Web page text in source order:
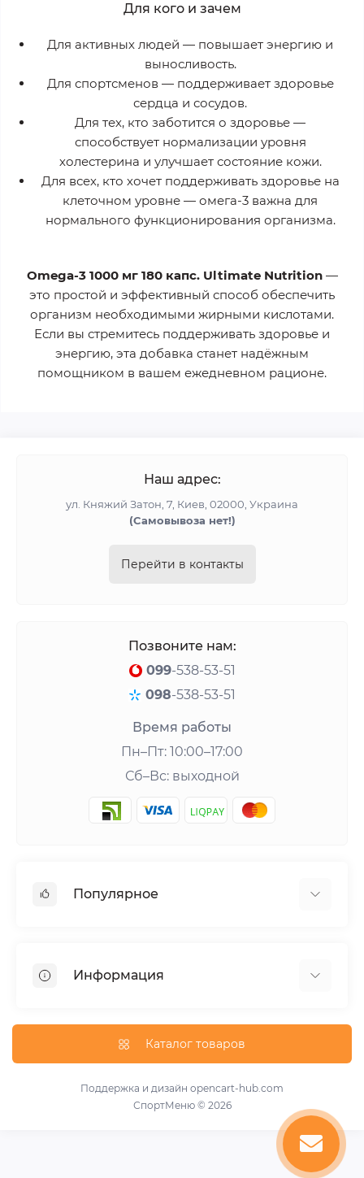
Для кого и зачем
Для активных людей — повышает энергию и
выносливость.
Для спортсменов — поддерживает здоровье
сердца и сосудов.
Для тех, кто заботится о здоровье —
способствует нормализации уровня
холестерина и улучшает состояние кожи.
Для всех, кто хочет поддерживать здоровье на
клеточном уровне — омега-3 важна для
нормального функционирования организма.
Omega-3 1000 мг 180 капс. Ultimate Nutrition—
это простой и эффективный способ обеспечить
организм необходимыми жирными кислотами.
Если вы стремитесь поддерживать здоровье и
энергию, эта добавка станет надёжным
помощником в вашем ежедневном рационе.
Наш адрес:
ул. Княжий Затон, 7, Киев, 02000, Украина
(Cамовывоза нет!)
Перейти в контакты
Позвоните нам:
099-538-53-51
098-538-53-51
Время работы
Пн–Пт: 10:00–17:00
Сб–Вс: выходной
Популярное
Гейнеры
Витамины и минералы
Добавки для похудения
Повышение тестостерона
Информация
Доставка и оплата
Публичная оферта
Каталог товаров
Поддержка и дизайн opencart-hub.com
СпортМеню © 2026